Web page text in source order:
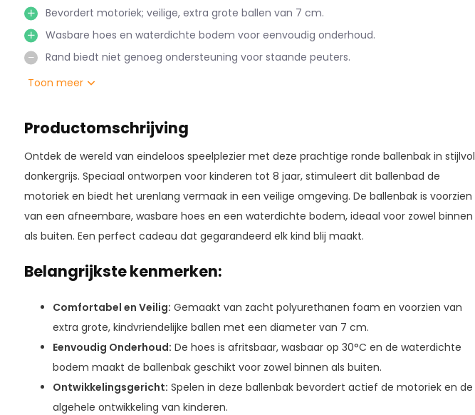
Bevordert motoriek; veilige, extra grote ballen van 7 cm.
Wasbare hoes en waterdichte bodem voor eenvoudig onderhoud.
Rand biedt niet genoeg ondersteuning voor staande peuters.
Toon meer
Productomschrijving
Ontdek de wereld van eindeloos speelplezier met deze prachtige ronde ballenbak in stijlvol
donkergrijs. Speciaal ontworpen voor kinderen tot 8 jaar, stimuleert dit ballenbad de
motoriek en biedt het urenlang vermaak in een veilige omgeving. De ballenbak is voorzien
van een afneembare, wasbare hoes en een waterdichte bodem, ideaal voor zowel binnen
als buiten. Een perfect cadeau dat gegarandeerd elk kind blij maakt.
Belangrijkste kenmerken:
Comfortabel en Veilig: Gemaakt van zacht polyurethanen foam en voorzien van
extra grote, kindvriendelijke ballen met een diameter van 7 cm.
Eenvoudig Onderhoud: De hoes is afritsbaar, wasbaar op 30°C en de waterdichte
bodem maakt de ballenbak geschikt voor zowel binnen als buiten.
Ontwikkelingsgericht: Spelen in deze ballenbak bevordert actief de motoriek en de
algehele ontwikkeling van kinderen.